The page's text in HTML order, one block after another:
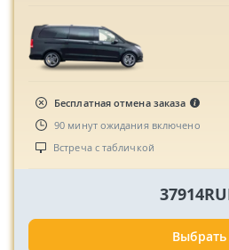
Бесплатная отмена заказа
90 минут ожидания включено
Встреча с табличкой
Выбрать